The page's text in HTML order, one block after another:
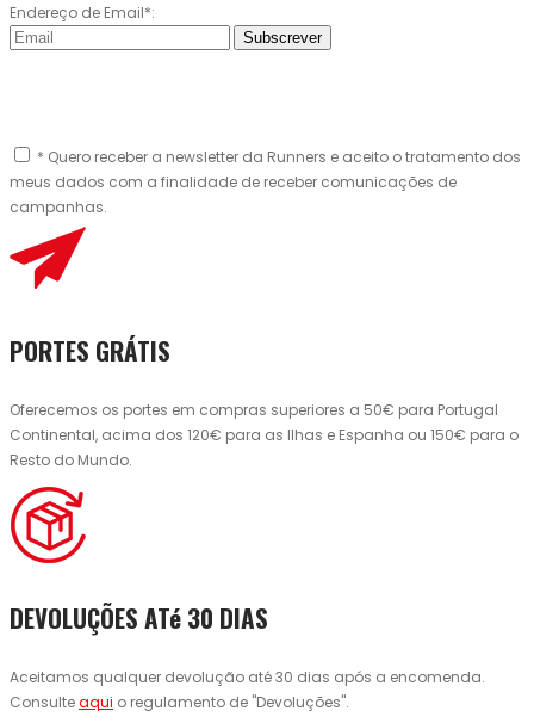
Endereço de Email*:
Subscrever
* Quero receber a newsletter da Runners e aceito o tratamento dos
meus dados com a finalidade de receber comunicações de
campanhas.
PORTES GRÁTIS
Oferecemos os portes em compras superiores a 50€ para Portugal
Continental, acima dos 120€ para as Ilhas e Espanha ou 150€ para o
Resto do Mundo.
DEVOLUÇÕES ATé 30 DIAS
Aceitamos qualquer devolução até 30 dias após a encomenda.
Consulteaqui o regulamento de "Devoluções".